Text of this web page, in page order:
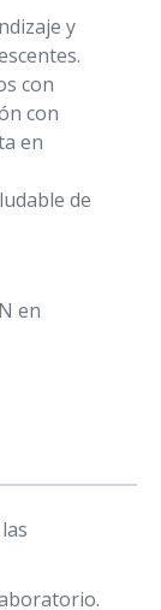
y
con
con
en
de
en